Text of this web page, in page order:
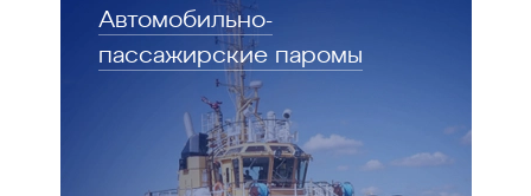
Автомобильно-
пассажирские паромы